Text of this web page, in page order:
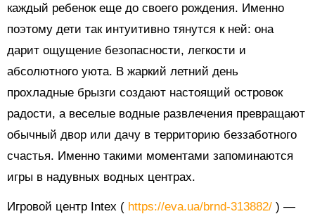
каждый ребенок еще до своего рождения. Именно
поэтому дети так интуитивно тянутся к ней: она
дарит ощущение безопасности, легкости и
абсолютного уюта. В жаркий летний день
прохладные брызги создают настоящий островок
радости, а веселые водные развлечения превращают
обычный двор или дачу в территорию беззаботного
счастья. Именно такими моментами запоминаются
игры в надувных водных центрах.
Игровой центр Intex ( https://eva.ua/brnd-313882/ ) —